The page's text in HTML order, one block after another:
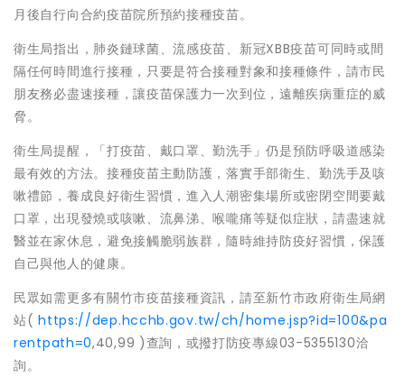
月後自行向合約疫苗院所預約接種疫苗。
衛生局指出，肺炎鏈球菌、流感疫苗、新冠XBB疫苗可同時或間
隔任何時間進行接種，只要是符合接種對象和接種條件，請市民
朋友務必盡速接種，讓疫苗保護力一次到位，遠離疾病重症的威
脅。
衛生局提醒，「打疫苗、戴口罩、勤洗手」仍是預防呼吸道感染
最有效的方法。接種疫苗主動防護，落實手部衛生、勤洗手及咳
嗽禮節，養成良好衛生習慣，進入人潮密集場所或密閉空間要戴
口罩，出現發燒或咳嗽、流鼻涕、喉嚨痛等疑似症狀，請盡速就
醫並在家休息，避免接觸脆弱族群，隨時維持防疫好習慣，保護
自己與他人的健康。
民眾如需更多有關竹市疫苗接種資訊，請至新竹市政府衛生局網
站(https://dep.hcchb.gov.tw/ch/home.jsp?id=100&pa
rentpath=0,40,99 )查詢，或撥打防疫專線03-5355130洽
詢。